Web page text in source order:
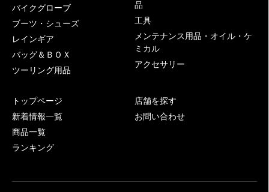
バイクグローブ
ブーツ・シューズ
レインギア
バッグ＆ＢＯＸ
ツーリング用品
品
工具
メンテナンス用品・オイル・ケ
ミカル
アクセサリー
トップページ
新着情報一覧
商品一覧
ランキング
店舗を探す
お問い合わせ